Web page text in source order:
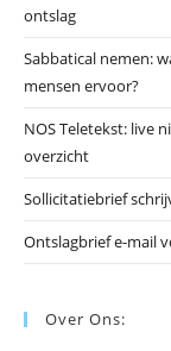
ontslag
Sabbatical nemen:
mensen ervoor?
NOS Teletekst: live
overzicht
Sollicitatiebrief
Ontslagbrief e-mail
Over Ons: